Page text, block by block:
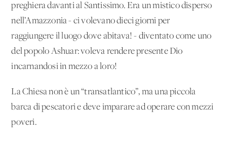
preghiera davanti al Santissimo. Era un mistico disperso
nell’Amazzonia - ci volevano dieci giorni per
raggiungere il luogo dove abitava! - diventato come uno
del popolo Ashuar: voleva rendere presente Dio
incarnandosi in mezzo a loro!
La Chiesa non è un “transatlantico”, ma una piccola
barca di pescatori e deve imparare ad operare con mezzi
poveri.